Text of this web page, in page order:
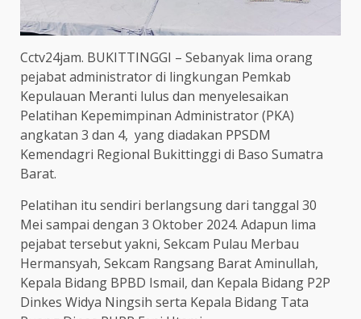
Cctv24jam. BUKITTINGGI – Sebanyak lima orang
pejabat administrator di lingkungan Pemkab
Kepulauan Meranti lulus dan menyelesaikan
Pelatihan Kepemimpinan Administrator (PKA)
angkatan 3 dan 4, yang diadakan PPSDM
Kemendagri Regional Bukittinggi di Baso Sumatra
Barat.
Pelatihan itu sendiri berlangsung dari tanggal 30
Mei sampai dengan 3 Oktober 2024. Adapun lima
pejabat tersebut yakni, Sekcam Pulau Merbau
Hermansyah, Sekcam Rangsang Barat Aminullah,
Kepala Bidang BPBD Ismail, dan Kepala Bidang P2P
Dinkes Widya Ningsih serta Kepala Bidang Tata